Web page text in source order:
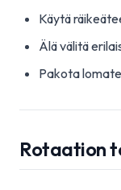
Käytä
Älä välitä
Pakota
Rotaation